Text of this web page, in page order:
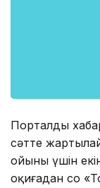
Порталдың
сәтте
ойыны үшін
оқиғадан соң